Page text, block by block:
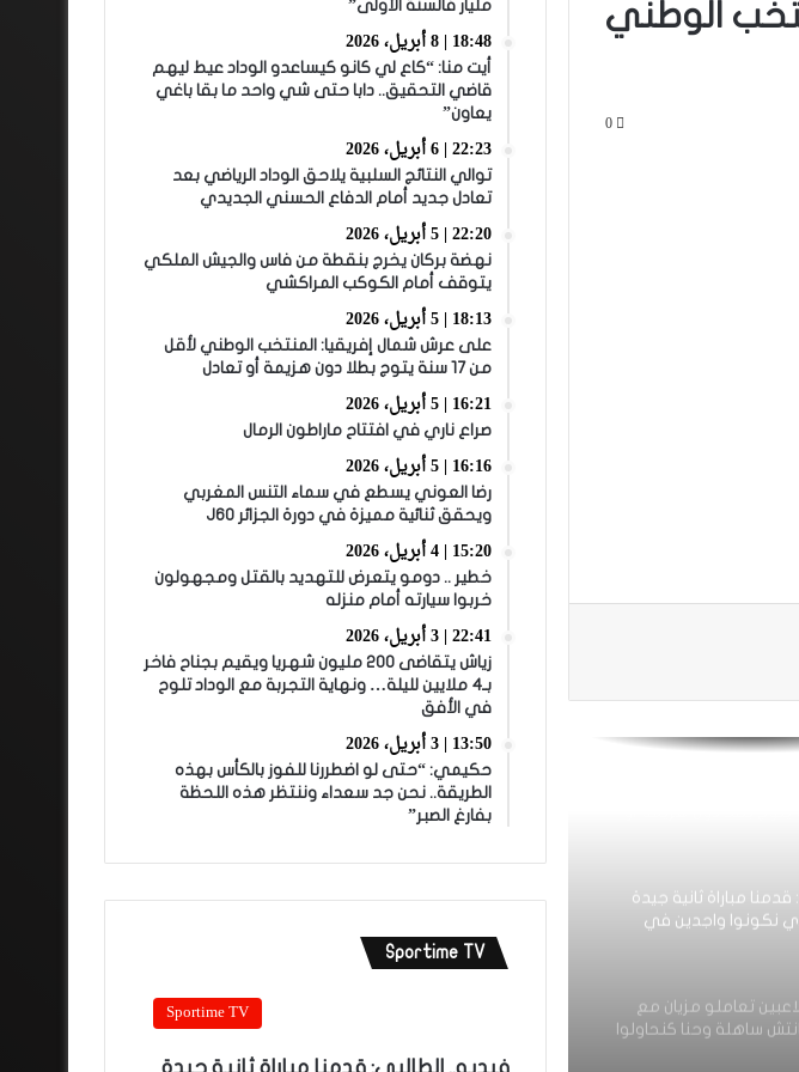
للمنتخب الوطني
0
عندنا أحسن
جيد والحمد لله
مباراة ثانية جيدة
نكونوا واجدين في
تعاملو مزيان مع
ساهلة وحنا كنحاولوا
مليار فالسنة الأولى”
18:48 | 8 أبريل، 2026
أيت منا: “كاع لي كانو كيساعدو الوداد عيط ليهم
قاضي التحقيق.. دابا حتى شي واحد ما بقا باغي
يعاون”
22:23 | 6 أبريل، 2026
توالي النتائج السلبية يلاحق الوداد الرياضي بعد
تعادل جديد أمام الدفاع الحسني الجديدي
22:20 | 5 أبريل، 2026
نهضة بركان يخرج بنقطة من فاس والجيش الملكي
يتوقف أمام الكوكب المراكشي
18:13 | 5 أبريل، 2026
على عرش شمال إفريقيا: المنتخب الوطني لأقل
من 17 سنة يتوج بطلا دون هزيمة أو تعادل
16:21 | 5 أبريل، 2026
صراع ناري في افتتاح ماراطون الرمال
16:16 | 5 أبريل، 2026
رضا العوني يسطع في سماء التنس المغربي
ويحقق ثنائية مميزة في دورة الجزائر J60
15:20 | 4 أبريل، 2026
خطير .. دومو يتعرض للتهديد بالقتل ومجهولون
خربوا سيارته أمام منزله
22:41 | 3 أبريل، 2026
زياش يتقاضى 200 مليون شهريا ويقيم بجناح فاخر
بـ4 ملايين لليلة… ونهاية التجربة مع الوداد تلوح
في الأفق
13:50 | 3 أبريل، 2026
حكيمي: “حتى لو اضطررنا للفوز بالكأس بهذه
الطريقة.. نحن جد سعداء وننتظر هذه اللحظة
بفارغ الصبر”
Sportime TV
Sportime TV